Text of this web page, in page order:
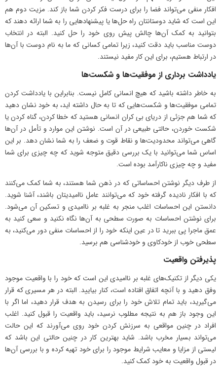
افکار منفی می‌تواند فضا را برای درست فکر کردن شما باز کند. مزیت دوم هم
این است که شاید دوستانتان راه حل‌ها یا پیشنهادهایی را به شما ارائه دهند که
بتوانید به کمک آن‌ها چالش پیش روی خود را حل کنید. البته در انتخاب
دوست مناسب باید دقت کنید، زیرا تمامی کسانی که ما به نام دوست با آن‌ها
در ارتباط هستیم، برای این کار مفید نیستند.
یادداشت برداری از موفقیت‌ها و شکست‌ها
به خاطر داشته باشید که هیچ انسانی کامل نیست. بنابراین با یادداشت کردن
تمامی موفقیت‌ها و شکست‌هایی که تا به حال داشته اید، به خود نشان دهید
که شما هم جزئی از دریای بی کران انسانی هستید که خطا کردن، گناه کردن یا
شکست خوردن، حالتی طبیعی در آن است. نوشتن این موارد و تأمل در آن‌ها
گاهی می‌تواند محدودیت‌ها و نقاط قوت و ضعف را به شما نشان دهد. بر این
اساس شما می‌توانید با یک بررسی دقیق متوجه شوید که چه چیزی برای شما
مفید و چه چیزی ناکارآمد بوده است.
از طرف دیگر نوشتن احساساتی که در ذهن شما هستند، به شما کمک می‌کنند
که با افکار نادیده گرفته خود که می‌توانند عامل ناامیدیتان باشند، آشنا شوید.
دانستن این احساسات اغلب منجر به غلبه بر ناامیدی و تسکین آن می‌شود.
برای نوشتن احساسات به صورت سطحی به آن‌ها نگاه نکنید و سعی کنید به
عمق ماجرا پی ببرید تا در عین اینکه خود را از احساسات منفی دور می‌کنید، به
سطحی خوب از خودکاوی و خودشناسی هم برسید.
پذیرفتن واقعیت
یکی دیگر از تکنیک‌های غلبه بر ناامیدی این است که خود را با واقعیت موجود
وفق دهید و با آنچه اتفاق افتاده است، کنار بیایید. البته در هر مسیری که قرار
می‌گیرید، باید تمام تلاش خود را برای رسیدن به هدف قرار دهید، اما اگر با
این وجود باز هم به نتیجه مطلوب نرسید، باید واقعیت را قبول کنید. اغلب
افراد در چنین مواقعی به سرزنش کردن خود روی می‌آورند که این حالت
می‌تواند بسیار مخرب باشد. شاید بهترین کار در چنین حالتی این باشد که
لیستی از مزایا و معایب شرایط موجود را برای خود تهیه کرده و با بررسی آن‌ها
در قبول واقعیت به خود کمک کنید.